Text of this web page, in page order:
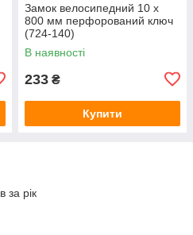
Замок велосипедний 10 x
800 мм перфорований ключ
(724-140)
В наявності
233 ₴
Купити
за рік